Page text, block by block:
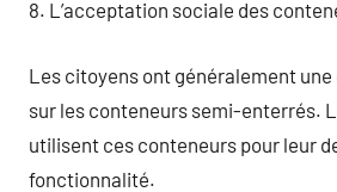
8. L’acceptation sociale des
Les citoyens ont généralement
sur les conteneurs semi-enterrés.
utilisent ces conteneurs pour leur
fonctionnalité.